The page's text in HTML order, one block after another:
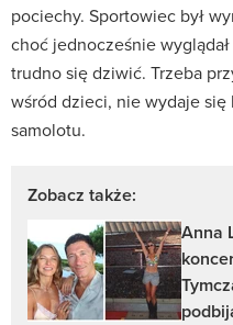
pociechy. Sportowiec był
choć jednocześnie
trudno się dziwić. Trzeba
wśród dzieci, nie wydaje
samolotu.
Zobacz także:
Anna